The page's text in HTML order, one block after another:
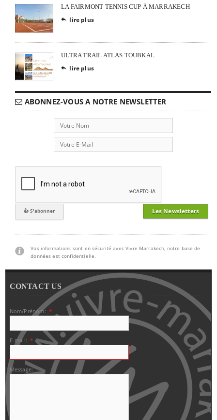
LA FAIRMONT TENNIS CUP À MARRAKECH
 lire plus
ULTRA TRAIL ATLAS TOUBKAL
 lire plus
ABONNEZ-VOUS A NOTRE NEWSLETTER
Les Newsletters
Vos informations sont en sécurité avec Vivre Marrakech, notre base de
données est confidentielle.
CONTACT US
Nom/Prénom: *
E-mail: *
Message: